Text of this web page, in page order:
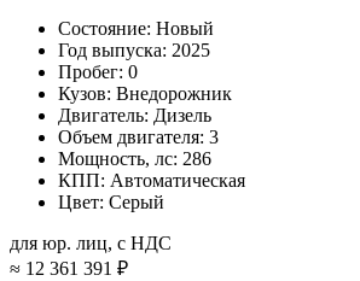
Состояние: Новый
Год выпуска: 2025
Пробег: 0
Кузов: Внедорожник
Двигатель: Дизель
Объем двигателя: 3
Мощность, лс: 286
КПП: Автоматическая
Цвет: Серый
для юр. лиц, с НДС
≈ 12 361 391 ₽